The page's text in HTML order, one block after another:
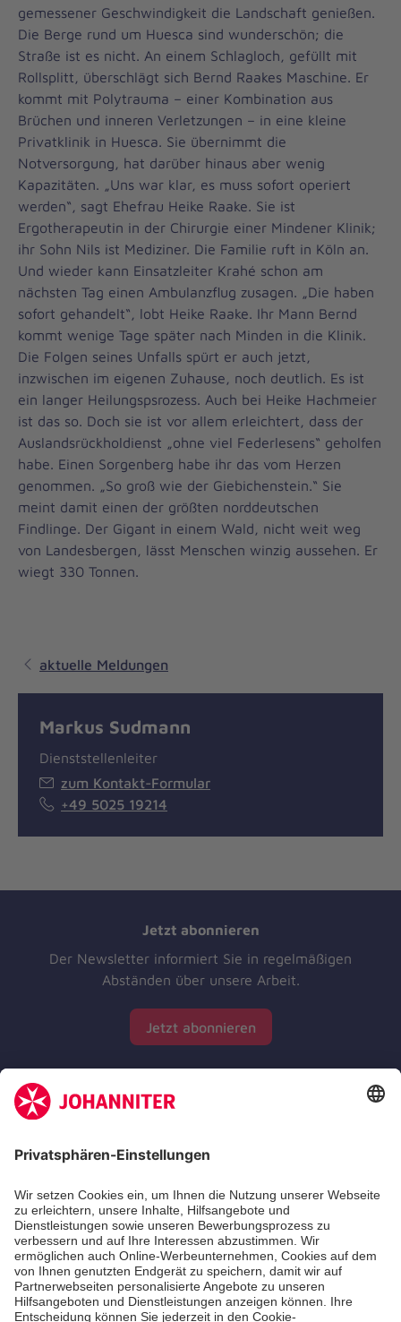
gemessener Geschwindigkeit die Landschaft genießen.
Die Berge rund um Huesca sind wunderschön; die
Straße ist es nicht. An einem Schlagloch, gefüllt mit
Rollsplitt, überschlägt sich Bernd Raakes Maschine. Er
kommt mit Polytrauma – einer Kombination aus
Brüchen und inneren Verletzungen – in eine kleine
Privatklinik in Huesca. Sie übernimmt die
Notversorgung, hat darüber hinaus aber wenig
Kapazitäten. „Uns war klar, es muss sofort operiert
werden“, sagt Ehefrau Heike Raake. Sie ist
Ergotherapeutin in der Chirurgie einer Mindener Klinik;
ihr Sohn Nils ist Mediziner. Die Familie ruft in Köln an.
Und wieder kann Einsatzleiter Krahé schon am
nächsten Tag einen Ambulanzflug zusagen. „Die haben
sofort gehandelt“, lobt Heike Raake. Ihr Mann Bernd
kommt wenige Tage später nach Minden in die Klinik.
Die Folgen seines Unfalls spürt er auch jetzt,
inzwischen im eigenen Zuhause, noch deutlich. Es ist
ein langer Heilungspsrozess. Auch bei Heike Hachmeier
ist das so. Doch sie ist vor allem erleichtert, dass der
Auslandsrückholdienst „ohne viel Federlesens“ geholfen
habe. Einen Sorgenberg habe ihr das vom Herzen
genommen. „So groß wie der Giebichenstein.“ Sie
meint damit einen der größten norddeutschen
Findlinge. Der Gigant in einem Wald, nicht weit weg
von Landesbergen, lässt Menschen winzig aussehen. Er
wiegt 330 Tonnen.
aktuelle Meldungen
Markus Sudmann
Dienststellenleiter
zum Kontakt-Formular
+49 5025 19214
Jetzt abonnieren
Der Newsletter informiert Sie in regelmäßigen
Abständen über unsere Arbeit.
Jetzt abonnieren
Zertifizierung der Johanniter-Unfall-Hilfe e.V.
Die Johanniter GmbH führt das Spendenzertifikat
des Deutschen Spendenrats e.V.